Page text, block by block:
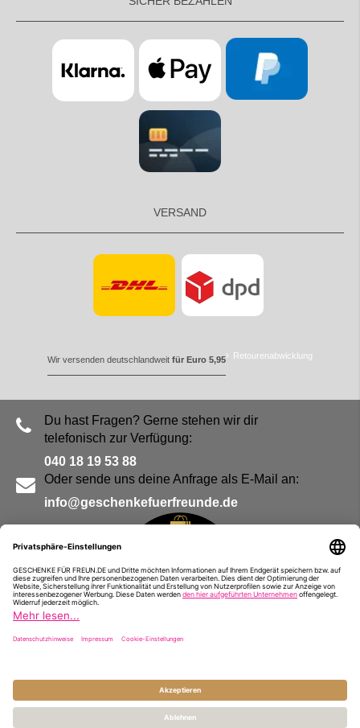
VERSAND
Wir versenden deutschlandweit für Euro 5,95 Retourenabwicklung
Du hast Fragen? Gerne stehen wir dir
telefonisch zur Verfügung:
040 18 19 53 88
Oder sende uns deine Anfrage als E-Mail an:
info@geschenkefuerfreunde.de
Impressum